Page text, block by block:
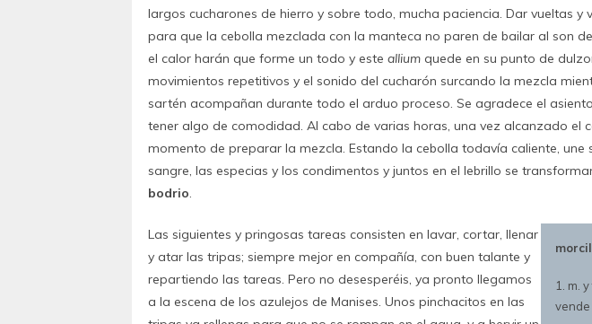
largos cucharones de hierro y sobre todo, mucha paciencia. Dar vueltas y
para que la cebolla mezclada con la manteca no paren de bailar al son
el calor harán que forme un todo y este allium quede en su punto de
movimientos repetitivos y el sonido del cucharón surcando la mezcla
sartén acompañan durante todo el arduo proceso. Se agradece el
tener algo de comodidad. Al cabo de varias horas, una vez alcanzado el
momento de preparar la mezcla. Estando la cebolla todavía caliente, une
sangre, las especias y los condimentos y juntos en el lebrillo se
bodrio.
Las siguientes y pringosas tareas consisten en lavar, cortar, llenar
y atar las tripas; siempre mejor en compañía, con buen talante y
repartiendo las tareas. Pero no desesperéis, ya pronto llegamos
a la escena de los azulejos de Manises. Unos pinchacitos en las
1. m.
vende